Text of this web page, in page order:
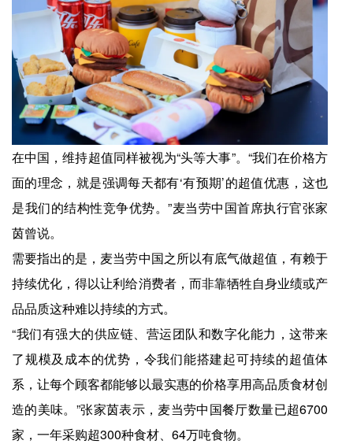
在中国，维持超值同样被视为“头等大事”。“我们在价格方
面的理念，就是强调每天都有‘有预期’的超值优惠，这也
是我们的结构性竞争优势。”麦当劳中国首席执行官张家
茵曾说。
需要指出的是，麦当劳中国之所以有底气做超值，有赖于
持续优化，得以让利给消费者，而非靠牺牲自身业绩或产
品品质这种难以持续的方式。
“我们有强大的供应链、营运团队和数字化能力，这带来
了规模及成本的优势，令我们能搭建起可持续的超值体
系，让每个顾客都能够以最实惠的价格享用高品质食材创
造的美味。”张家茵表示，麦当劳中国餐厅数量已超6700
家，一年采购超300种食材、64万吨食物。